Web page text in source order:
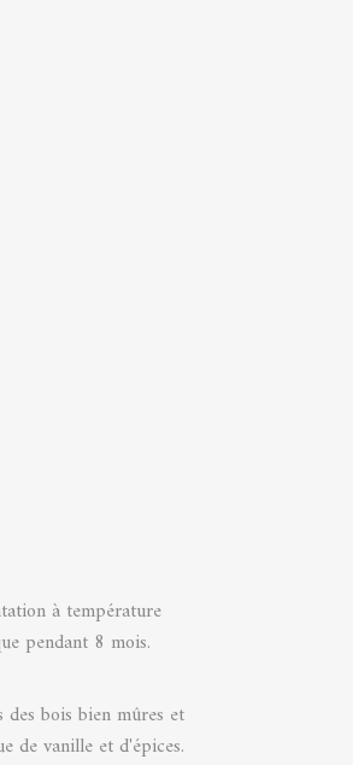
à température
pendant 8 mois.
bois bien mûres et
de vanille et d'épices.